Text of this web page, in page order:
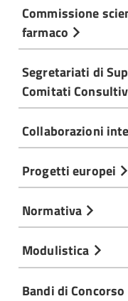
Commissione
farmaco
Segretariati di
Comitati
Collaborazioni
Progetti europei
Normativa
Modulistica
Bandi di Concorso